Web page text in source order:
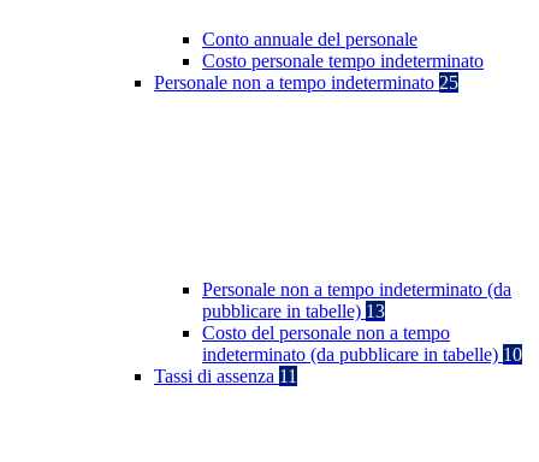
Conto annuale del personale
Costo personale tempo indeterminato
Personale non a tempo indeterminato 25
Personale non a tempo indeterminato (da
pubblicare in tabelle) 13
Costo del personale non a tempo
indeterminato (da pubblicare in tabelle) 10
Tassi di assenza 11